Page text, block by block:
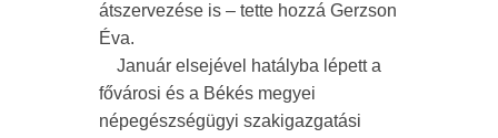
átszervezése is – tette hozzá Gerzson
Éva.
Január elsejével hatályba lépett a
fővárosi és a Békés megyei
népegészségügyi szakigazgatási